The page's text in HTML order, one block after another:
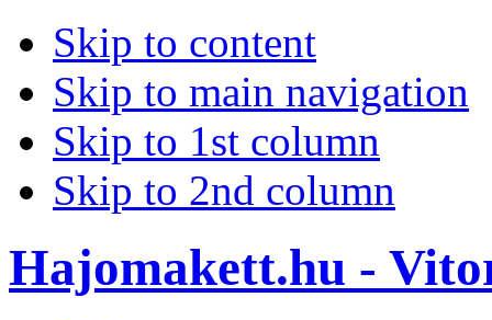
Skip to content
Skip to main navigation
Skip to 1st column
Skip to 2nd column
Hajomakett.hu -